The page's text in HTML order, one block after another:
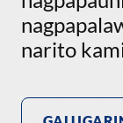
narito